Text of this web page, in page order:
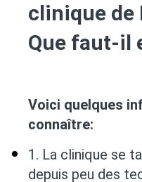
clinique de
Que faut-il
Voici quelques
connaître:
1. La clinique se
depuis peu des